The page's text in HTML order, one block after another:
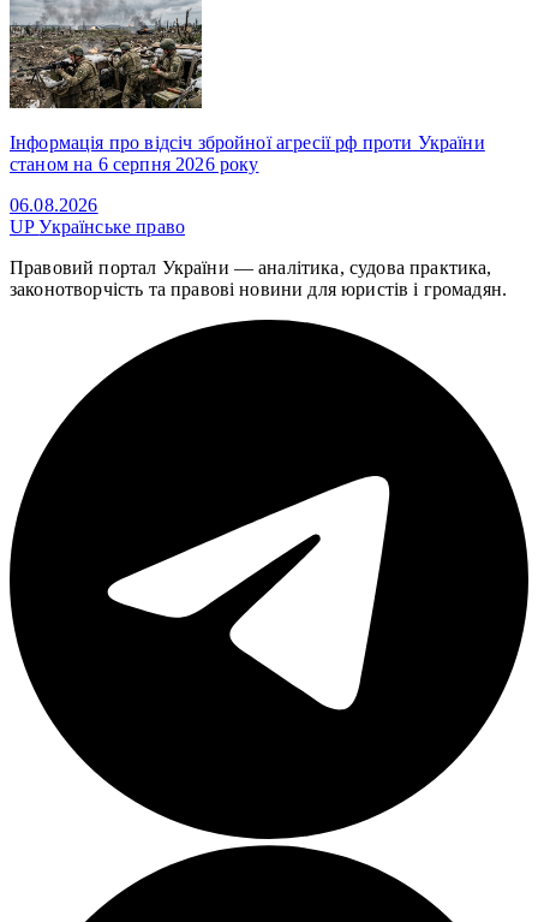
Інформація про відсіч збройної агресії рф проти України
станом на 6 серпня 2026 року
06.08.2026
UPУкраїнське право
Правовий портал України — аналітика, судова практика,
законотворчість та правові новини для юристів і громадян.